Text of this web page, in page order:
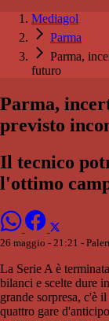
Mediagol
Parma
Parma,
futuro
Parma,
previsto
Il tecnico
l'ottimo
26 maggio - 21:21 -
La Serie A è
bilanci e scelte dure
grande sorpresa, c'è il
quattro gare